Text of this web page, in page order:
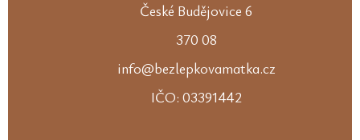
České Budějovice 6
370 08
info@bezlepkovamatka.cz
IČO: 03391442